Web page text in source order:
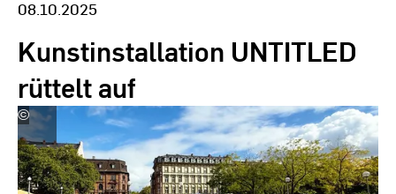
08.10.2025
Kunstinstallation UNTITLED
rüttelt auf
©
Rüdiger
Pichler
|
Hochschule
RheinMain